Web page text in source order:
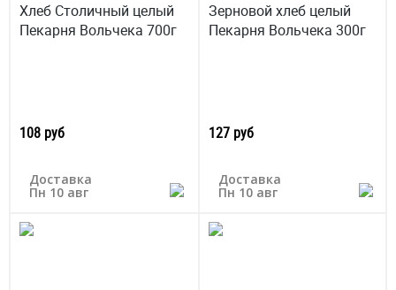
Хлеб Столичный целый
Пекарня Вольчека 700г
108 руб
Доставка
Пн 10 авг
Зерновой хлеб целый
Пекарня Вольчека 300г
127 руб
Доставка
Пн 10 авг